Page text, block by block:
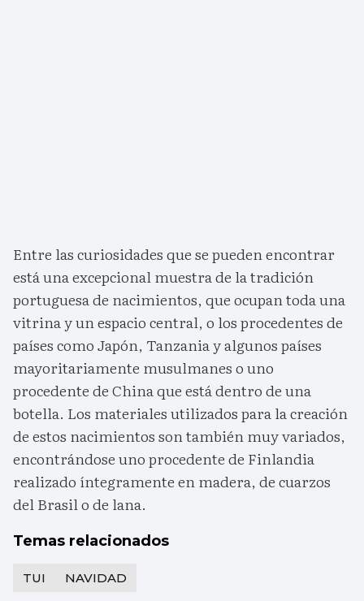
Entre las curiosidades que se pueden encontrar
está una excepcional muestra de la tradición
portuguesa de nacimientos, que ocupan toda una
vitrina y un espacio central, o los procedentes de
países como Japón, Tanzania y algunos países
mayoritariamente musulmanes o uno
procedente de China que está dentro de una
botella. Los materiales utilizados para la creación
de estos nacimientos son también muy variados,
encontrándose uno procedente de Finlandia
realizado íntegramente en madera, de cuarzos
del Brasil o de lana.
Temas relacionados
TUI NAVIDAD